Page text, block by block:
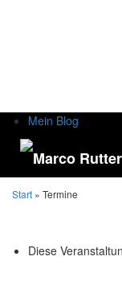
Mein Blog
Start » Termine
Diese